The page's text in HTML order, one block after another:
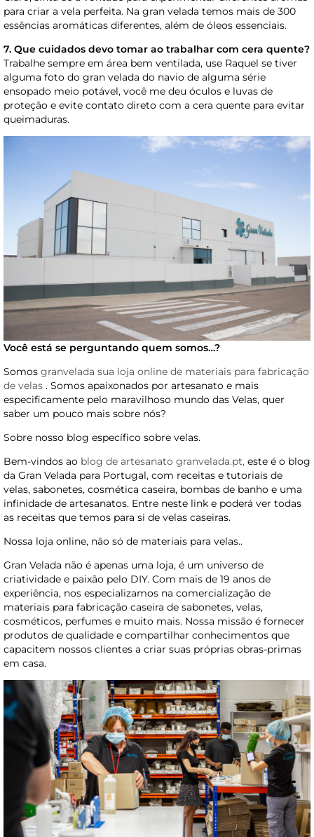
para criar a vela perfeita. Na gran velada temos mais de 300
essências aromáticas diferentes, além de óleos essenciais.
7. Que cuidados devo tomar ao trabalhar com cera quente?
Trabalhe sempre em área bem ventilada, use Raquel se tiver
alguma foto do gran velada do navio de alguma série
ensopado meio potável, você me deu óculos e luvas de
proteção e evite contato direto com a cera quente para evitar
queimaduras.
Você está se perguntando quem somos…?
Somos granvelada sua loja online de materiais para fabricação
de velas . Somos apaixonados por artesanato e mais
especificamente pelo maravilhoso mundo das Velas, quer
saber um pouco mais sobre nós?
Sobre nosso blog específico sobre velas.
Bem-vindos ao blog de artesanato granvelada.pt, este é o blog
da Gran Velada para Portugal, com receitas e tutoriais de
velas, sabonetes, cosmética caseira, bombas de banho e uma
infinidade de artesanatos. Entre neste link e poderá ver todas
as receitas que temos para si de velas caseiras.
Nossa loja online, não só de materiais para velas..
Gran Velada não é apenas uma loja, é um universo de
criatividade e paixão pelo DIY. Com mais de 19 anos de
experiência, nos especializamos na comercialização de
materiais para fabricação caseira de sabonetes, velas,
cosméticos, perfumes e muito mais. Nossa missão é fornecer
produtos de qualidade e compartilhar conhecimentos que
capacitem nossos clientes a criar suas próprias obras-primas
em casa.